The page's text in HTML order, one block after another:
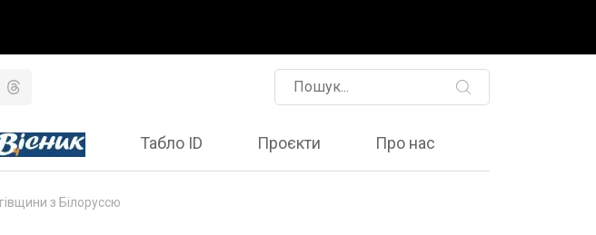
Табло ID Проєкти Про нас
з Білоруссю